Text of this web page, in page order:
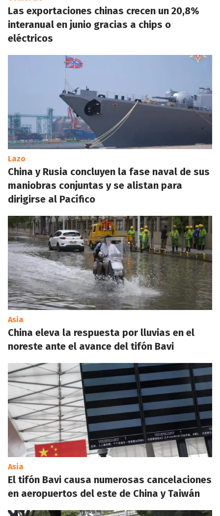
Las exportaciones chinas crecen un 20,8%
interanual en junio gracias a chips o
eléctricos
Lazo
China y Rusia concluyen la fase naval de sus
maniobras conjuntas y se alistan para
dirigirse al Pacífico
Asia
China eleva la respuesta por lluvias en el
noreste ante el avance del tifón Bavi
Asia
El tifón Bavi causa numerosas cancelaciones
en aeropuertos del este de China y Taiwán